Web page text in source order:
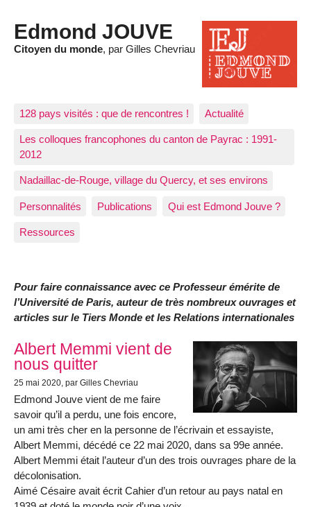
Edmond JOUVE
Citoyen du monde, par Gilles Chevriau
128 pays visités : que de rencontres ! Actualité
Les colloques francophones du canton de Payrac : 1991-
2012
Nadaillac-de-Rouge, village du Quercy, et ses environs
Personnalités Publications Qui est Edmond Jouve ?
Ressources
Pour faire connaissance avec ce Professeur émérite de
l’Université de Paris, auteur de très nombreux ouvrages et
articles sur le Tiers Monde et les Relations internationales
Articles les plus récents
Albert Memmi vient de
nous quitter
25 mai 2020, par Gilles Chevriau
Edmond Jouve vient de me faire
savoir qu’il a perdu, une fois encore,
un ami très cher en la personne de l’écrivain et essayiste,
Albert Memmi, décédé ce 22 mai 2020, dans sa 99e année.
Albert Memmi était l’auteur d’un des trois ouvrages phare de la
décolonisation.
Aimé Césaire avait écrit Cahier d’un retour au pays natal en